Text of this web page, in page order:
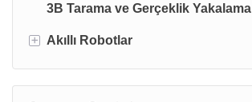
İHA pilleri
Kablolu Drone Güç Kaynağı
3B Tarama ve Gerçeklik Yakalama
+ Akıllı Robotlar
Endüstriyel Robotlar